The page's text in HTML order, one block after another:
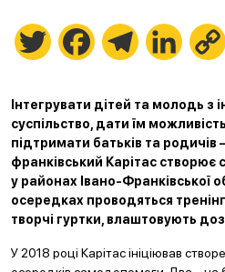
Twitter FacebookTelegramLinkedIn
Інтегрувати дітей та молодь з
суспільство, дати їм
підтримати батьків та
франківський Карітас
у районах Івано-Франківської
осередках проводяться
творчі гуртки, влаштовують
У 2018 році Карітас ініціював